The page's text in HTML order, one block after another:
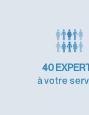
40
à votre